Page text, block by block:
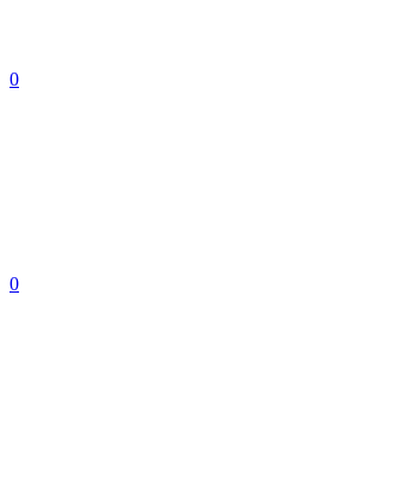
0
0